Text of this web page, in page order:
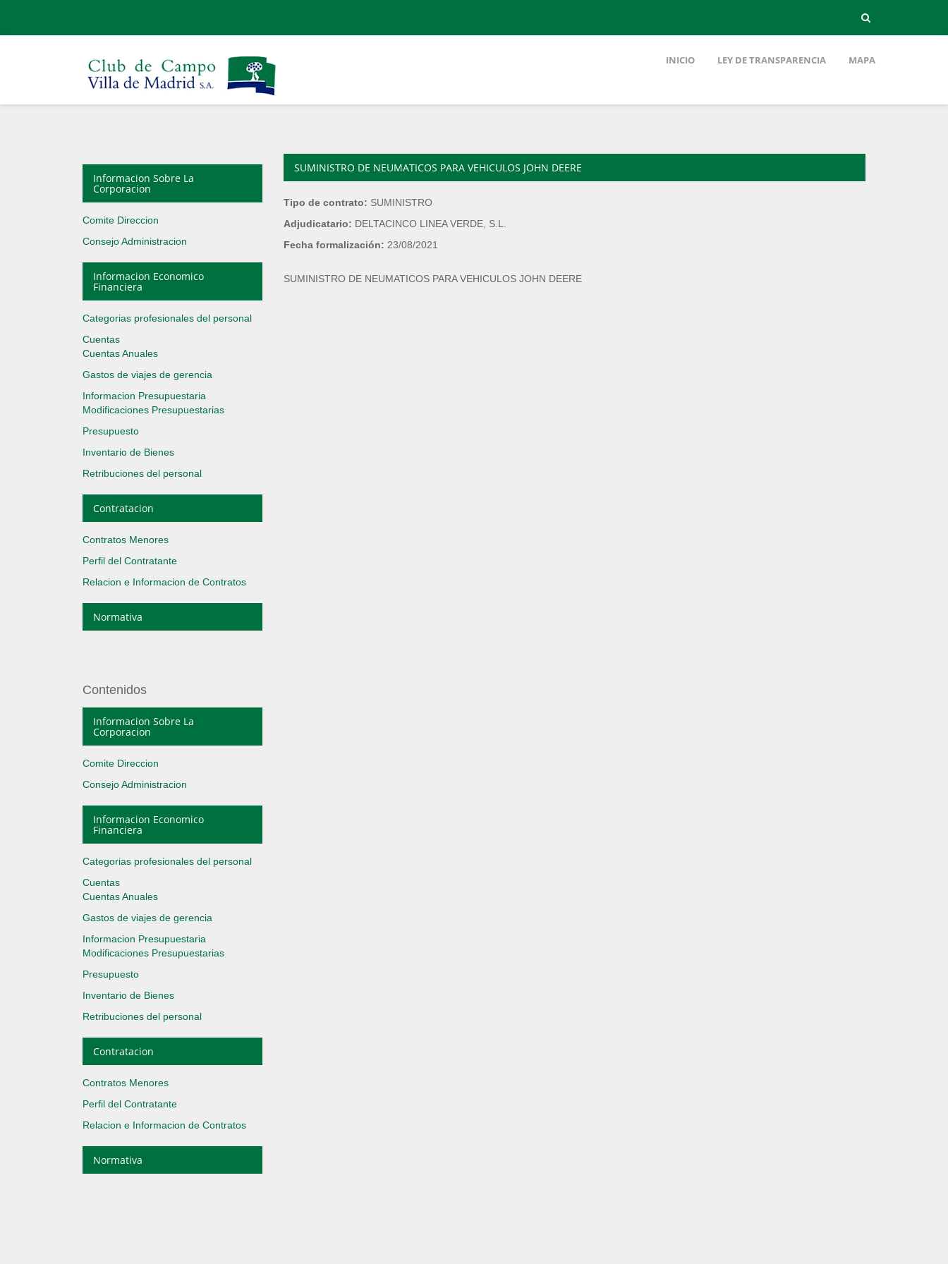
INICIO LEY DE TRANSPARENCIA MAPA
Informacion Sobre La
Corporacion
Comite Direccion
Consejo Administracion
Informacion Economico
Financiera
Categorias profesionales del personal
Cuentas
Cuentas Anuales
Gastos de viajes de gerencia
Informacion Presupuestaria
Modificaciones Presupuestarias
Presupuesto
Inventario de Bienes
Retribuciones del personal
Contratacion
Contratos Menores
Perfil del Contratante
Relacion e Informacion de Contratos
Normativa
Contenidos
Informacion Sobre La
Corporacion
Comite Direccion
Consejo Administracion
Informacion Economico
Financiera
Categorias profesionales del personal
Cuentas
Cuentas Anuales
Gastos de viajes de gerencia
Informacion Presupuestaria
Modificaciones Presupuestarias
Presupuesto
Inventario de Bienes
Retribuciones del personal
Contratacion
Contratos Menores
Perfil del Contratante
Relacion e Informacion de Contratos
Normativa
SUMINISTRO DE NEUMATICOS PARA VEHICULOS JOHN DEERE
Tipo de contrato: SUMINISTRO
Adjudicatario: DELTACINCO LINEA VERDE, S.L.
Fecha formalización: 23/08/2021
SUMINISTRO DE NEUMATICOS PARA VEHICULOS JOHN DEERE